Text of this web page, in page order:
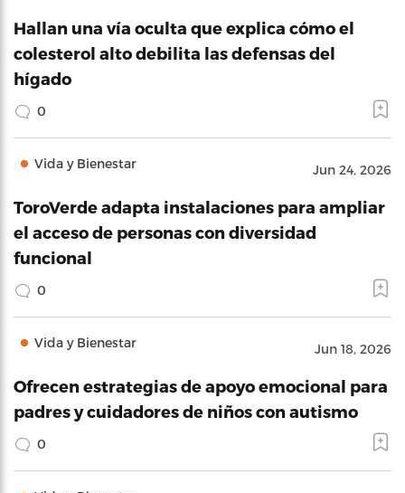
Hallan una vía oculta que explica cómo el
colesterol alto debilita las defensas del
hígado
0
Vida y Bienestar Jun 24, 2026
ToroVerde adapta instalaciones para ampliar
el acceso de personas con diversidad
funcional
0
Vida y Bienestar Jun 18, 2026
Ofrecen estrategias de apoyo emocional para
padres y cuidadores de niños con autismo
0